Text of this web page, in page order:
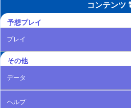
コンテンツ
予想プレイ
プレイ
その他
データ
ヘルプ